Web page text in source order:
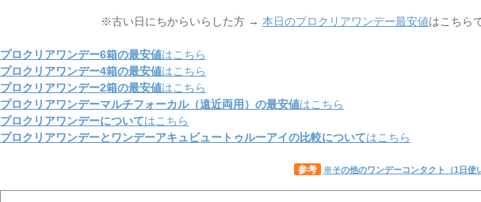
※古い日にちからいらした方 → 本日のプロクリアワンデー最安値はこちら
プロクリアワンデー6箱の最安値はこちら
プロクリアワンデー4箱の最安値はこちら
プロクリアワンデー2箱の最安値はこちら
プロクリアワンデーマルチフォーカル（遠近両用）の最安値はこちら
プロクリアワンデーについてはこちら
プロクリアワンデーとワンデーアキュビュートゥルーアイの比較についてはこちら
参考 ※その他のワンデーコンタクト（1日使